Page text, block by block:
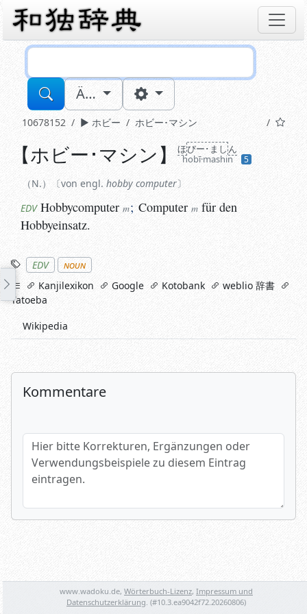
Ä…
10678152 ホビー ホビー･マシン
N. von engl. hobby computer
Hobbycomputer m ; Computer m
【ホビー･マシン】 ほびー･ましん
hobī·mashin
5
N. von engl. hobby computer
EDV Hobbycomputer m; Computer m für den
Hobbyeinsatz.
Stichworte
EDV
noun
linksKanjilexikon Google Kotobank
weblio 辞書
Tatoeba
Wikipedia
Kommentare
Hier bitte Korrekturen, Ergänzungen oder
Spamtest: 4+4=?
www.wadoku.de, Wörterbuch-Lizenz, Impressum und
Datenschutzerklärung . (#10.3.ea9042f72.20260806)